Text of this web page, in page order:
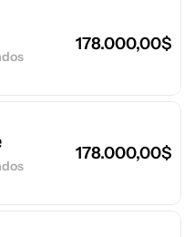
178.000,00$
178.000,00$